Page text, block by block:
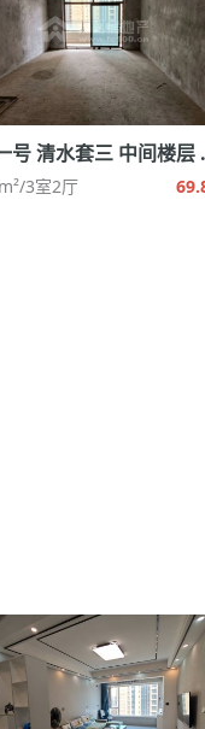
东城
3室2厅